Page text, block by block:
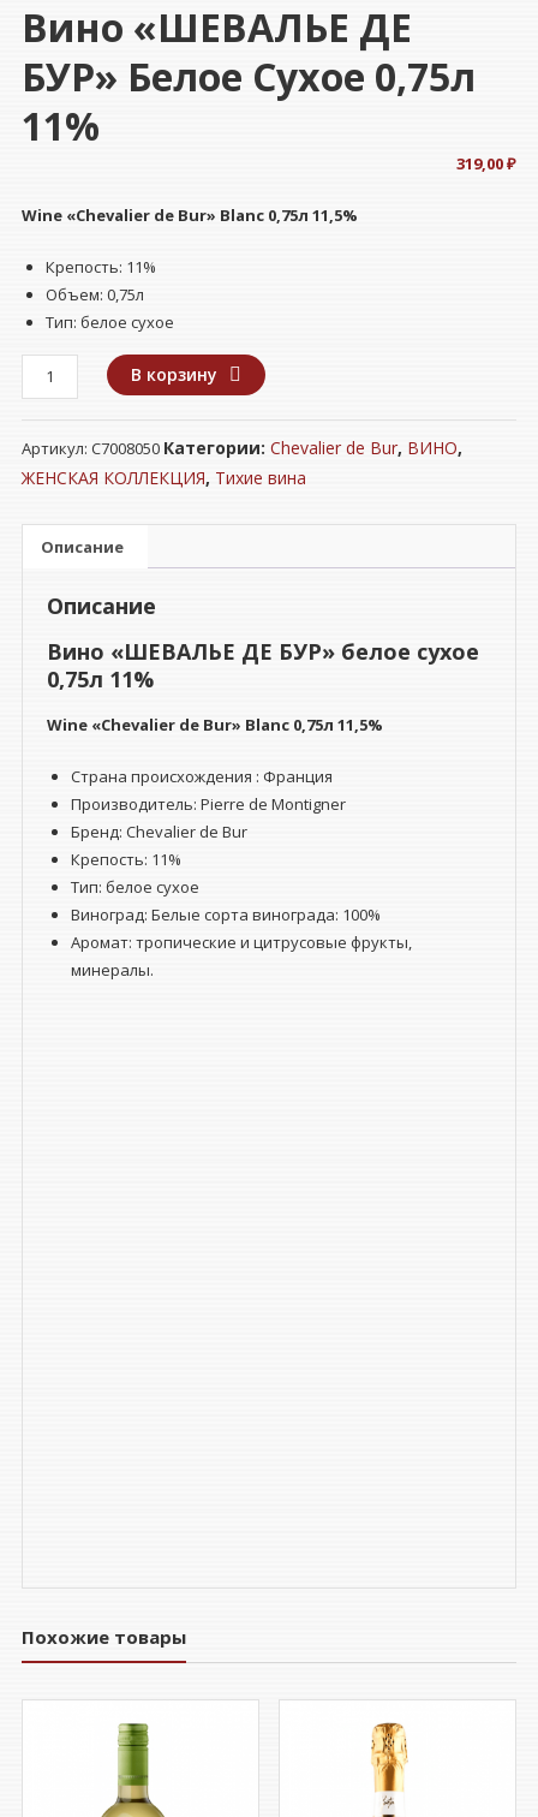
Вино «ШЕВАЛЬЕ ДЕ
БУР» Белое Сухое 0,75л
11%
319,00₽
Wine «Chevalier de Bur» Blanc 0,75л 11,5%
Крепость: 11%
Объем: 0,75л
Тип: белое сухое
Количество
товара
Вино
"ШЕВАЛЬЕ
ДЕ
белое
сухое
11%
В корзину
Артикул: С7008050 Категории: Chevalier de Bur, ВИНО,
ЖЕНСКАЯ КОЛЛЕКЦИЯ, Тихие вина
Описание
Описание
Вино «ШЕВАЛЬЕ ДЕ БУР» белое сухое
0,75л 11%
Wine «Chevalier de Bur» Blanc 0,75л 11,5%
Страна происхождения : Франция
Производитель: Pierre de Montigner
Бренд: Chevalier de Bur
Крепость: 11%
Тип: белое сухое
Виноград: Белые сорта винограда: 100%
Аромат: тропические и цитрусовые фрукты,
минералы.
Похожие товары